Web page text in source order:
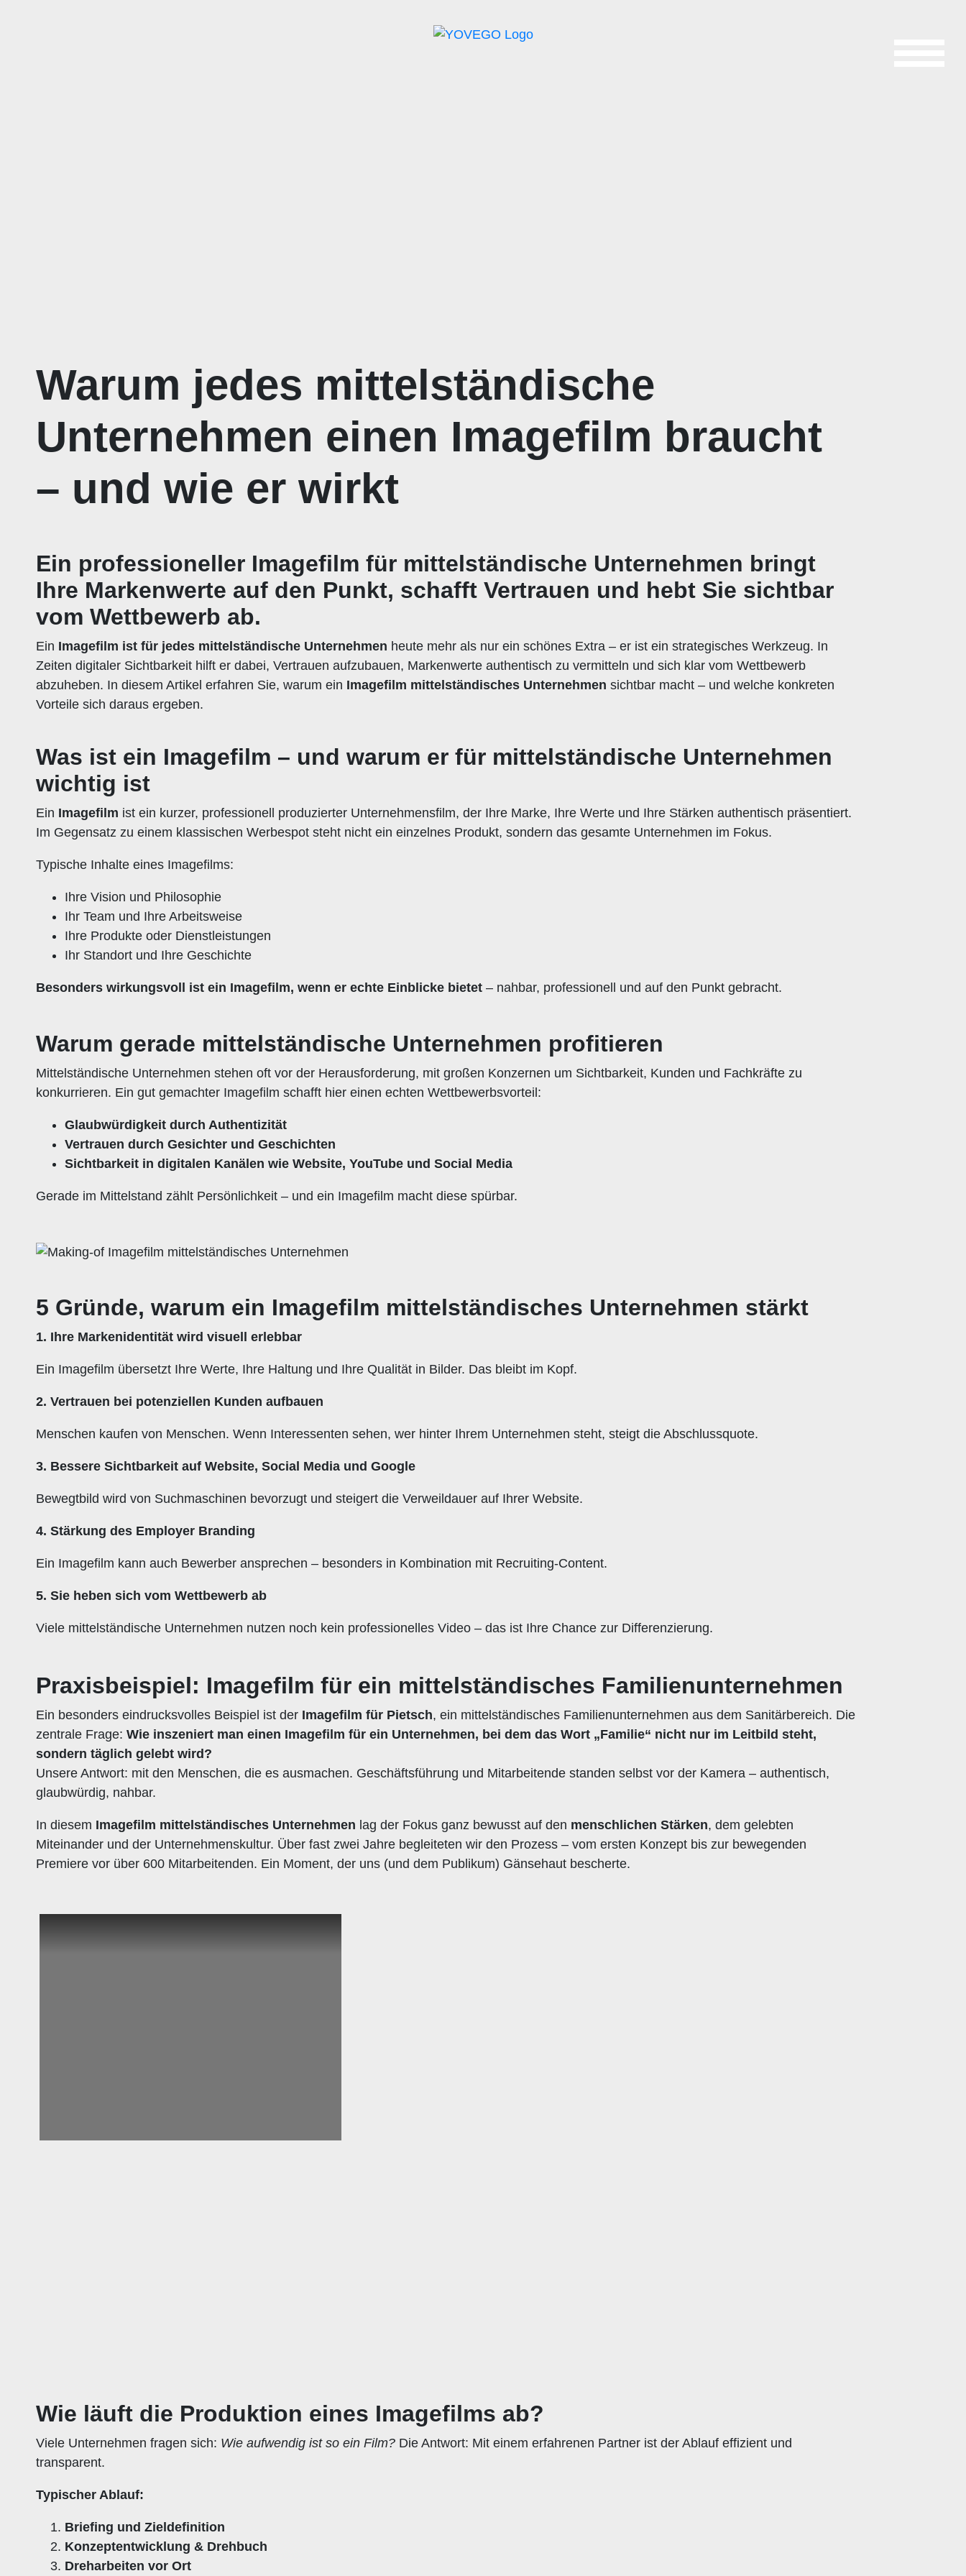
Warum jedes mittelständische
Unternehmen einen Imagefilm braucht
– und wie er wirkt
Ein professioneller Imagefilm für mittelständische Unternehmen bringt
Ihre Markenwerte auf den Punkt, schafft Vertrauen und hebt Sie sichtbar
vom Wettbewerb ab.
Ein Imagefilm ist für jedes mittelständische Unternehmen heute mehr als nur ein schönes Extra – er ist ein strategisches Werkzeug. In
Zeiten digitaler Sichtbarkeit hilft er dabei, Vertrauen aufzubauen, Markenwerte authentisch zu vermitteln und sich klar vom Wettbewerb
abzuheben. In diesem Artikel erfahren Sie, warum ein Imagefilm mittelständisches Unternehmen sichtbar macht – und welche konkreten
Vorteile sich daraus ergeben.
Was ist ein Imagefilm – und warum er für mittelständische Unternehmen
wichtig ist
Ein Imagefilm ist ein kurzer, professionell produzierter Unternehmensfilm, der Ihre Marke, Ihre Werte und Ihre Stärken authentisch präsentiert.
Im Gegensatz zu einem klassischen Werbespot steht nicht ein einzelnes Produkt, sondern das gesamte Unternehmen im Fokus.
Typische Inhalte eines Imagefilms:
Ihre Vision und Philosophie
Ihr Team und Ihre Arbeitsweise
Ihre Produkte oder Dienstleistungen
Ihr Standort und Ihre Geschichte
Besonders wirkungsvoll ist ein Imagefilm, wenn er echte Einblicke bietet – nahbar, professionell und auf den Punkt gebracht.
Warum gerade mittelständische Unternehmen profitieren
Mittelständische Unternehmen stehen oft vor der Herausforderung, mit großen Konzernen um Sichtbarkeit, Kunden und Fachkräfte zu
konkurrieren. Ein gut gemachter Imagefilm schafft hier einen echten Wettbewerbsvorteil:
Glaubwürdigkeit durch Authentizität
Vertrauen durch Gesichter und Geschichten
Sichtbarkeit in digitalen Kanälen wie Website, YouTube und Social Media
Gerade im Mittelstand zählt Persönlichkeit – und ein Imagefilm macht diese spürbar.
5 Gründe, warum ein Imagefilm mittelständisches Unternehmen stärkt
1. Ihre Markenidentität wird visuell erlebbar
Ein Imagefilm übersetzt Ihre Werte, Ihre Haltung und Ihre Qualität in Bilder. Das bleibt im Kopf.
2. Vertrauen bei potenziellen Kunden aufbauen
Menschen kaufen von Menschen. Wenn Interessenten sehen, wer hinter Ihrem Unternehmen steht, steigt die Abschlussquote.
3. Bessere Sichtbarkeit auf Website, Social Media und Google
Bewegtbild wird von Suchmaschinen bevorzugt und steigert die Verweildauer auf Ihrer Website.
4. Stärkung des Employer Branding
Ein Imagefilm kann auch Bewerber ansprechen – besonders in Kombination mit Recruiting-Content.
5. Sie heben sich vom Wettbewerb ab
Viele mittelständische Unternehmen nutzen noch kein professionelles Video – das ist Ihre Chance zur Differenzierung.
Praxisbeispiel: Imagefilm für ein mittelständisches Familienunternehmen
Ein besonders eindrucksvolles Beispiel ist der Imagefilm für Pietsch, ein mittelständisches Familienunternehmen aus dem Sanitärbereich. Die
zentrale Frage: Wie inszeniert man einen Imagefilm für ein Unternehmen, bei dem das Wort „Familie“ nicht nur im Leitbild steht,
sondern täglich gelebt wird?
Unsere Antwort: mit den Menschen, die es ausmachen. Geschäftsführung und Mitarbeitende standen selbst vor der Kamera – authentisch,
glaubwürdig, nahbar.
In diesem Imagefilm mittelständisches Unternehmen lag der Fokus ganz bewusst auf den menschlichen Stärken, dem gelebten
Miteinander und der Unternehmenskultur. Über fast zwei Jahre begleiteten wir den Prozess – vom ersten Konzept bis zur bewegenden
Premiere vor über 600 Mitarbeitenden. Ein Moment, der uns (und dem Publikum) Gänsehaut bescherte.
Wie läuft die Produktion eines Imagefilms ab?
Viele Unternehmen fragen sich: Wie aufwendig ist so ein Film? Die Antwort: Mit einem erfahrenen Partner ist der Ablauf effizient und
transparent.
Typischer Ablauf:
Briefing und Zieldefinition
Konzeptentwicklung & Drehbuch
Dreharbeiten vor Ort